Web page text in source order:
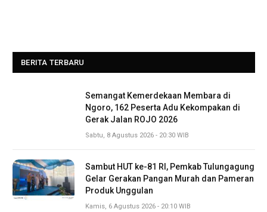
BERITA TERBARU
Semangat Kemerdekaan Membara di
Ngoro, 162 Peserta Adu Kekompakan di
Gerak Jalan ROJO 2026
Sabtu, 8 Agustus 2026 - 20:30 WIB
Sambut HUT ke-81 RI, Pemkab Tulungagung
Gelar Gerakan Pangan Murah dan Pameran
Produk Unggulan
Kamis, 6 Agustus 2026 - 20:10 WIB